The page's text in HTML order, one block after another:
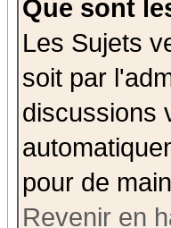
Que sont
Les Sujets
soit par
discussions
pour de
Revenir en